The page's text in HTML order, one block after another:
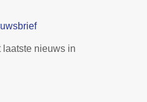
laatste nieuws in